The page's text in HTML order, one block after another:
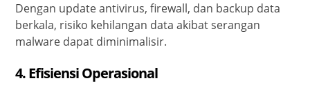
Dengan update antivirus, firewall, dan backup data
berkala, risiko kehilangan data akibat serangan
malware dapat diminimalisir.
4. Efisiensi Operasional